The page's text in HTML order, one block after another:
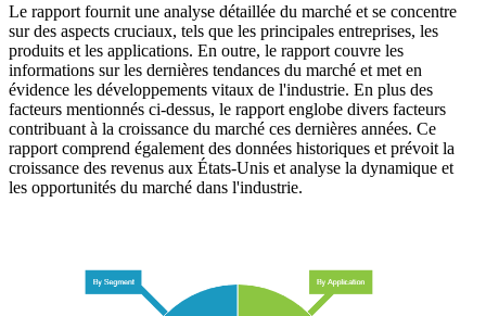
Le rapport fournit une analyse détaillée du marché et se concentre
sur des aspects cruciaux, tels que les principales entreprises, les
produits et les applications. En outre, le rapport couvre les
informations sur les dernières tendances du marché et met en
évidence les développements vitaux de l'industrie. En plus des
facteurs mentionnés ci-dessus, le rapport englobe divers facteurs
contribuant à la croissance du marché ces dernières années. Ce
rapport comprend également des données historiques et prévoit la
croissance des revenus aux États-Unis et analyse la dynamique et
les opportunités du marché dans l'industrie.